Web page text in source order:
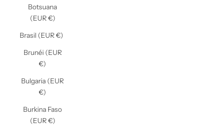
Botsuana
(EUR €)
Brasil (EUR €)
Brunéi (EUR
€)
Bulgaria (EUR
€)
Burkina Faso
(EUR €)